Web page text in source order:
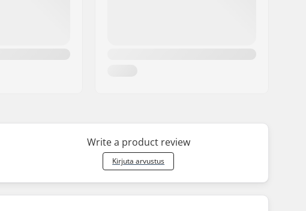
Write a product review
Kirjuta arvustus